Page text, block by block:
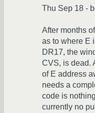
Thu Sep 18 -
After months
as to where E
DR17, the
CVS, is dead.
of E address
needs a
code is
currently no